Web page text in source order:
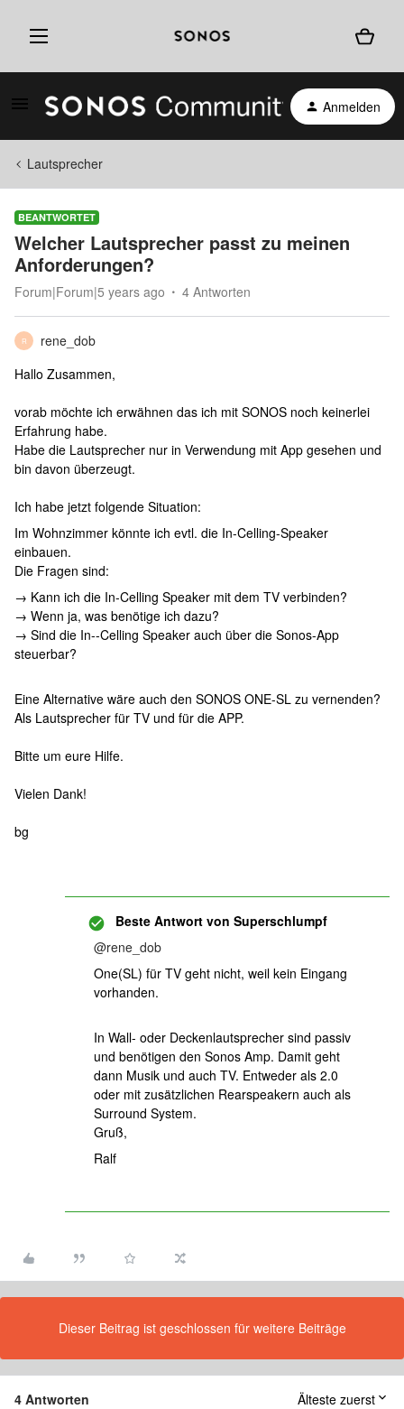
Anmelden
Lautsprecher
BEANTWORTET
Welcher Lautsprecher passt zu meinen
Anforderungen?
Forum|Forum|5 years ago 4 Antworten
R
rene_dob
Hallo Zusammen,
vorab möchte ich erwähnen das ich mit SONOS noch keinerlei
Erfahrung habe.
Habe die Lautsprecher nur in Verwendung mit App gesehen und
bin davon überzeugt.
Ich habe jetzt folgende Situation:
Im Wohnzimmer könnte ich evtl. die In-Celling-Speaker
einbauen.
Die Fragen sind:
→ Kann ich die In-Celling Speaker mit dem TV verbinden?
→ Wenn ja, was benötige ich dazu?
→ Sind die In--Celling Speaker auch über die Sonos-App
steuerbar?
Eine Alternative wäre auch den SONOS ONE-SL zu vernenden?
Als Lautsprecher für TV und für die APP.
Bitte um eure Hilfe.
Vielen Dank!
bg
Beste Antwort von Superschlumpf
@rene_dob
One(SL) für TV geht nicht, weil kein Eingang
vorhanden.
In Wall- oder Deckenlautsprecher sind passiv
und benötigen den Sonos Amp. Damit geht
dann Musik und auch TV. Entweder als 2.0
oder mit zusätzlichen Rearspeakern auch als
Surround System.
Gruß,
Ralf
Dieser Beitrag ist geschlossen für weitere Beiträge
4 Antworten Älteste zuerst